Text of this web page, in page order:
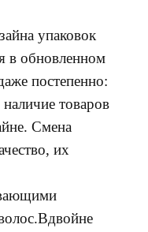
упаковок
в обновленном
постепенно:
товаров
Смена
их